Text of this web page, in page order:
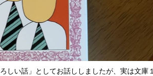
しい話」としてお話ししましたが、実は文庫１